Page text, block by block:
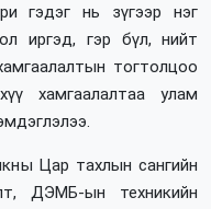
гэдэг нь зүгээр нэг
иргэд, гэр бүл, нийт
тогтолцоо
хамгаалалтаа улам
Цар тахлын сангийн
ДЭМБ-ын техникийн